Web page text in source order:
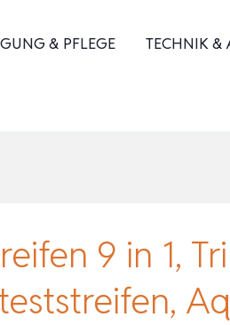
& PFLEGE TECHNIK &
9 in 1,